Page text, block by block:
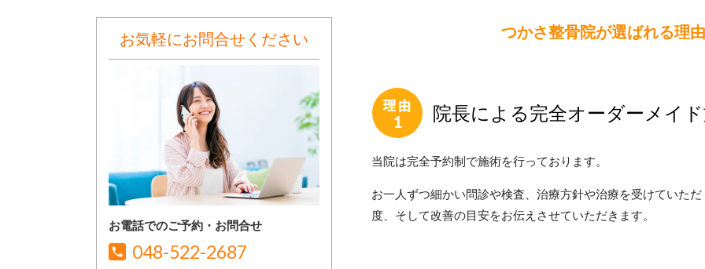
つかさ整骨院が選ばれる理
院長による完全オーダーメイ
当院は完全予約制で施術を行っております。
お一人ずつ細かい問診や検査、治療方針や治療を受けていただ
度、そして改善の目安をお伝えさせていただきます。
お気軽にお問合せください
お電話でのご予約・お問合せ
048-522-2687